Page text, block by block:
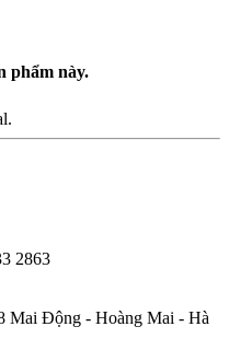
phẩm này.
2863
Mai Động - Hoàng Mai - Hà